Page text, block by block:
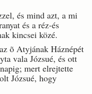
és mind azt, a mi
és a réz-és
kincsei közé.
õ Atyjának Háznépét
vala Józsué, és ott
mert elrejtette
Józsué, hogy